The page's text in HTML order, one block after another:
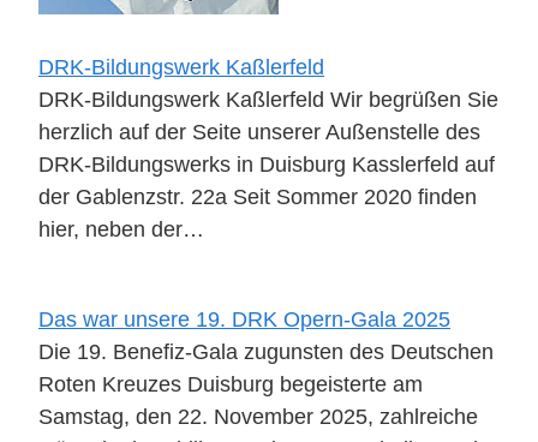
DRK-Bildungswerk Kaßlerfeld
DRK-Bildungswerk Kaßlerfeld Wir begrüßen Sie
herzlich auf der Seite unserer Außenstelle des
DRK-Bildungswerks in Duisburg Kasslerfeld auf
der Gablenzstr. 22a Seit Sommer 2020 finden
hier, neben der…
Das war unsere 19. DRK Opern-Gala 2025
Die 19. Benefiz-Gala zugunsten des Deutschen
Roten Kreuzes Duisburg begeisterte am
Samstag, den 22. November 2025, zahlreiche